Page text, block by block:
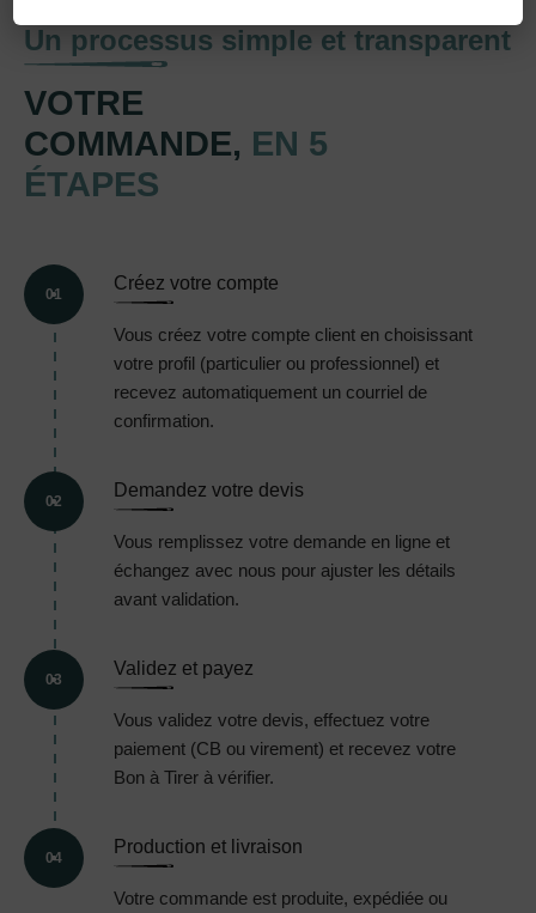
Un processus simple et transparent
VOTRE
COMMANDE, EN 5
ÉTAPES
01
Créez votre compte
Vous créez votre compte client en choisissant
votre profil (particulier ou professionnel) et
recevez automatiquement un courriel de
confirmation.
02
Demandez votre devis
Vous remplissez votre demande en ligne et
échangez avec nous pour ajuster les détails
avant validation.
03
Validez et payez
Vous validez votre devis, effectuez votre
paiement (CB ou virement) et recevez votre
Bon à Tirer à vérifier.
04
Production et livraison
Votre commande est produite, expédiée ou